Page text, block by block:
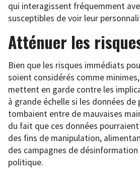
qui interagissent fréquemment
susceptibles de voir leur
Atténuer les
Bien que les risques immédiats
soient considérés comme
mettent en garde contre les
à grande échelle si les données
tombaient entre de mauvaises
du fait que ces données
des fins de manipulation,
des campagnes de
politique.